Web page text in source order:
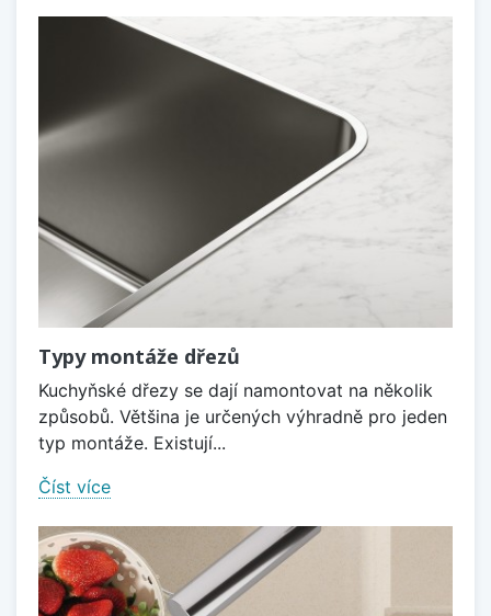
Typy montáže dřezů
Kuchyňské dřezy se dají namontovat na několik
způsobů. Většina je určených výhradně pro jeden
typ montáže. Existují...
Číst více